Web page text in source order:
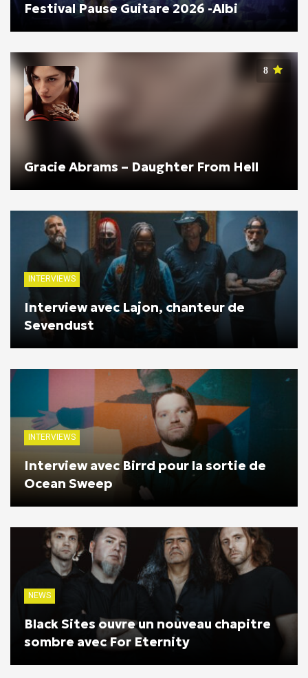
Festival Pause Guitare 2026 -Albi
8
Gracie Abrams – Daughter From Hell
INTERVIEWS
Interview avec Lajon, chanteur de
Sevendust
INTERVIEWS
Interview avec Birrd pour la sortie de
Ocean Sweep
NEWS
Black Sites ouvre un nouveau chapitre
sombre avec For Eternity